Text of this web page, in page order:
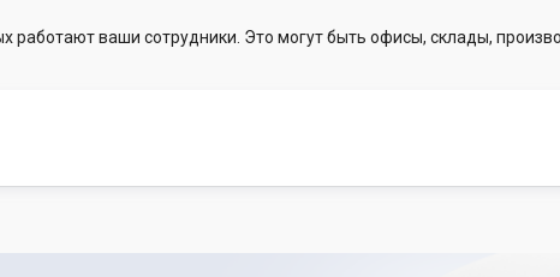
работают ваши сотрудники. Это могут быть офисы, склады,